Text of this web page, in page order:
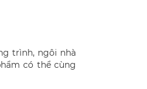
trình, ngôi nhà
có thể cùng